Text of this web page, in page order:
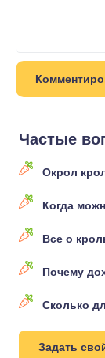
Частые
Окрол
Когда
Все о
Почему
Сколько
Задать